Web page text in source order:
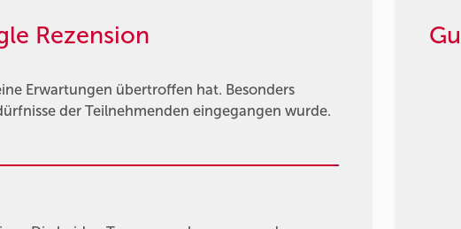
Rezension
Erwartungen übertroffen hat. Besonders
der Teilnehmenden eingegangen wurde.